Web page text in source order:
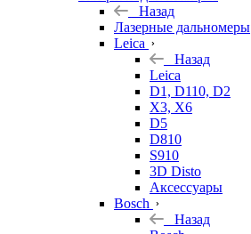
Назад
Лазерные дальномеры
Leica
Назад
Leica
D1, D110, D2
X3, X6
D5
D810
S910
3D Disto
Аксессуары
Bosch
Назад